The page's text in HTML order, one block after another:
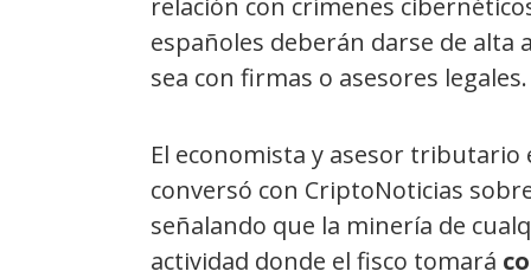
españoles deberán darse de
sea con firmas o asesores legales.
El economista y asesor
conversó con CriptoNoticias
señalando que la minería de
actividad donde el fisco tomará